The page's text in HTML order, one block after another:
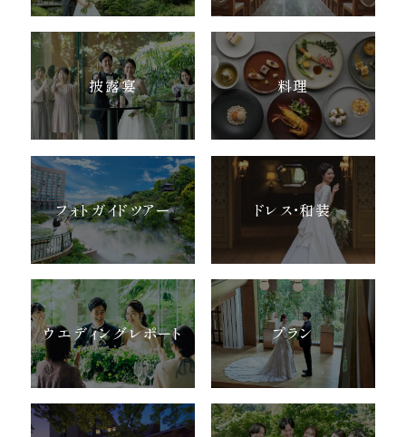
披露宴 料理
フォトガイドツアー ドレス・和装
ウエディングレポート プラン